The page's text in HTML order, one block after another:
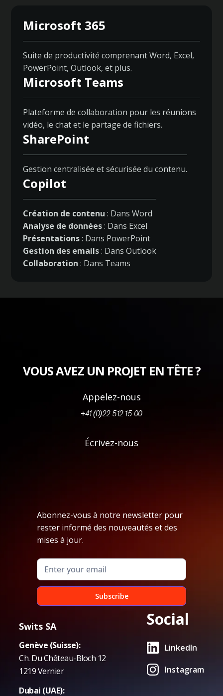
Microsoft 365
Suite de productivité comprenant Word, Excel,
PowerPoint, Outlook, et plus.
Microsoft Teams
Plateforme de collaboration pour les réunions
vidéo, le chat et le partage de fichiers.
SharePoint
Gestion centralisée et sécurisée du contenu.
Copilot
Création de contenu : Dans Word
Analyse de données: Dans Excel
Présentations: Dans PowerPoint
Gestion des emails: Dans Outlook
Collaboration : Dans Teams
VOUS AVEZ UN PROJET EN TÊTE ?
Appelez-nous
+41 (0)22 512 15 00
Écrivez-nous
Abonnez-vous à notre newsletter pour
rester informé des nouveautés et des
mises à jour.
Swits SA
Genève (Suisse):
Ch. Du Château-Bloch 12
1219 Vernier
Dubai (UAE):
Social
LinkedIn
Instagram